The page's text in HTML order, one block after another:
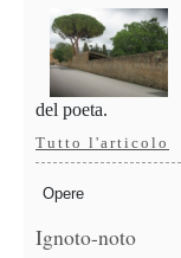
del poeta.
Tutto l'articolo
Opere
Ignoto-noto